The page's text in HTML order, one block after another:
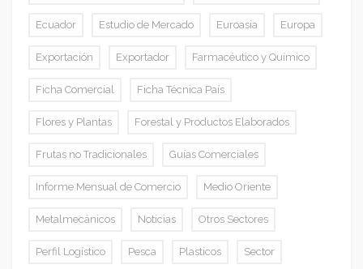
Ecuador Estudio de Mercado Euroasia Europa
Exportación Exportador Farmacéutico y Químico
Ficha Comercial Ficha Técnica País
Flores y Plantas Forestal y Productos Elaborados
Frutas no Tradicionales Guías Comerciales
Informe Mensual de Comercio Medio Oriente
Metalmecánicos Noticias Otros Sectores
Perfil Logístico Pesca Plasticos Sector